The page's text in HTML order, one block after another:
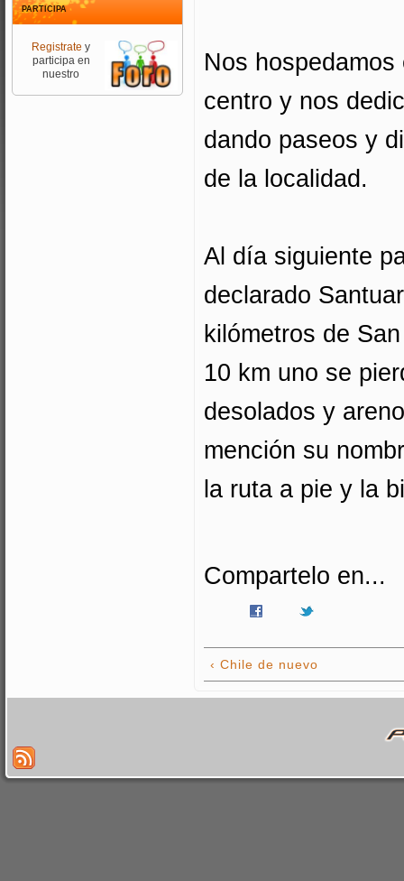
PARTICIPA
Registrate y
participa en
nuestro
Nos
centro y nos
dando paseos y
de la localidad.
Al día siguiente
declarado
kilómetros de
10 km uno se
desolados y
mención su
la ruta a pie y la
Compartelo en...
‹ Chile de nuevo